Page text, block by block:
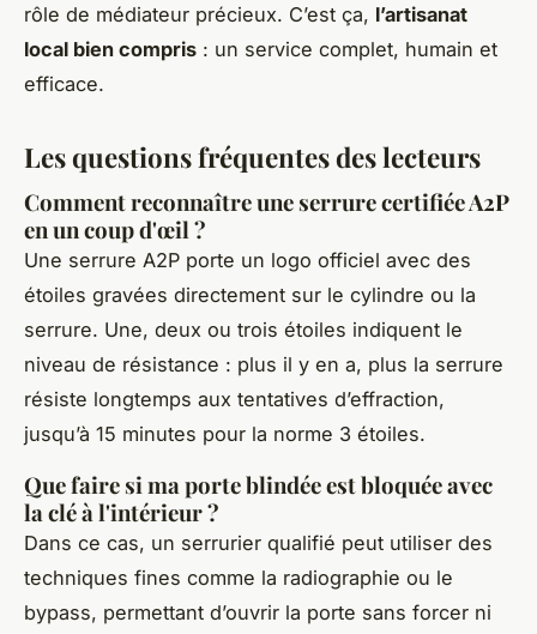
rôle de médiateur précieux. C’est ça, l’artisanat
local bien compris : un service complet, humain et
efficace.
Les questions fréquentes des lecteurs
Comment reconnaître une serrure certifiée A2P
en un coup d'œil ?
Une serrure A2P porte un logo officiel avec des
étoiles gravées directement sur le cylindre ou la
serrure. Une, deux ou trois étoiles indiquent le
niveau de résistance : plus il y en a, plus la serrure
résiste longtemps aux tentatives d’effraction,
jusqu’à 15 minutes pour la norme 3 étoiles.
Que faire si ma porte blindée est bloquée avec
la clé à l'intérieur ?
Dans ce cas, un serrurier qualifié peut utiliser des
techniques fines comme la radiographie ou le
bypass, permettant d’ouvrir la porte sans forcer ni